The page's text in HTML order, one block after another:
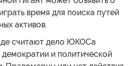
время для поиска путей
активов.
считают дело ЮКОСа
и политической